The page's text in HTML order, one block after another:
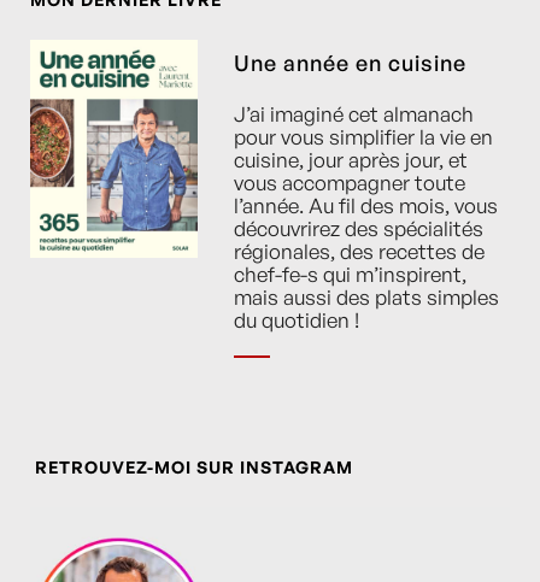
Une année en cuisine
J’ai imaginé cet almanach
pour vous simplifier la vie en
cuisine, jour après jour, et
vous accompagner toute
l’année. Au fil des mois, vous
découvrirez des spécialités
régionales, des recettes de
chef-fe-s qui m’inspirent,
mais aussi des plats simples
du quotidien !
RETROUVEZ-MOI SUR INSTAGRAM